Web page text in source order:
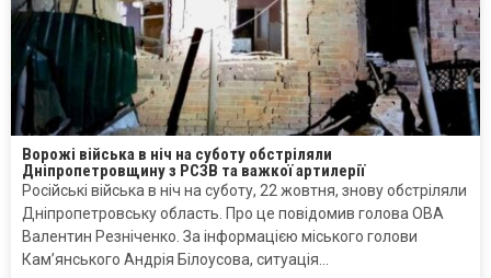
Ворожі війська в ніч на суботу обстріляли
Дніпропетровщину з РСЗВ та важкої артилерії
Російські війська в ніч на суботу, 22 жовтня, знову обстріляли
Дніпропетровську область. Про це повідомив голова ОВА
Валентин Резніченко. За інформацією міського голови
Кам’янського Андрія Білоусова, ситуація…